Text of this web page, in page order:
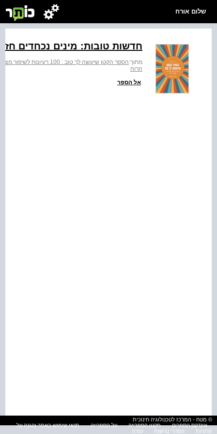
שלום אורח
חדשות טובות: מינים נכחדים חזרו
מתוך:הספר הקטן שיעשה לך טוב : 100 רעיונות לשיפור מצב הרוח
הרוח
אל הספר
© מטח - המרכז לטכנולוגיה חינוכית
אינדקס הספרים
תקנון הספרייה על הספרייה
תנאי שימוש באתר והגנה על
פרטיות
הסדרי נגישות עזרה